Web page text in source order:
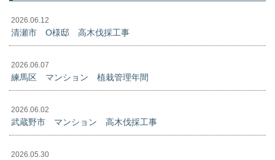
2026.06.12
清瀬市 O様邸 高木伐採工事
2026.06.07
練馬区 マンション 植栽管理年間
2026.06.02
武蔵野市 マンション 高木伐採工事
2026.05.30